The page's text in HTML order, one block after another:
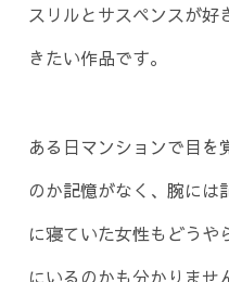
スリルとサスペンスが好
きたい作品です。
ある日マンションで目を
のか記憶がなく、腕には
に寝ていた女性もどうや
にいるのかも分かりませ